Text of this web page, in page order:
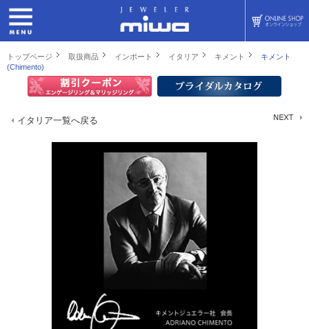
トップページ 取扱商品 インポート イタリア キメント
キメント
(Chimento)
イタリア一覧へ戻る